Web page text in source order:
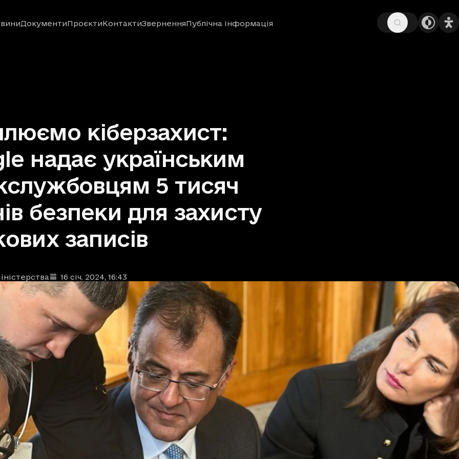
ДокументиПроєктиКонтактиЗверненняПублічна інформація
кіберзахист:
надає українським
5 тисяч
безпеки для захисту
записів
: 16 січ. 2024, 16:43